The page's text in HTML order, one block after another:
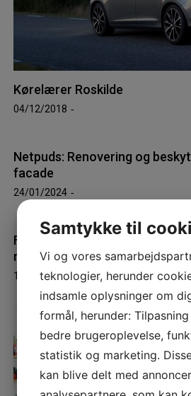
Kørelærer Roskilde
04/12/2018
Netpuds: Renovering og
facade
24/01/2024
Få et skinnende rent hjem
rengøring i Svendborg
19/09/2025
Samtykke til
Vi og vores
teknologier, herunder
indsamle oplysninger om
formål, herunder:
bedre brugeroplevelse,
statistik og marketing.
kan blive delt med